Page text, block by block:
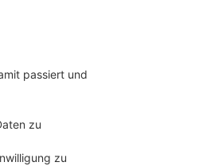
passiert und
zu
zu